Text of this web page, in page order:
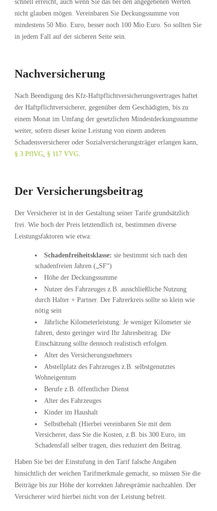
schnell erreicht, auch wenn Sie das bei den angegebenen Werten
nicht glauben mögen. Vereinbaren Sie Deckungssumme von
mindestens 50 Mio. Euro, besser noch 100 Mio Euro. So sollten Sie
in jedem Fall auf der sicheren Seite sein.
Nachversicherung
Nach Beendigung des Kfz-Haftpflichtversicherungsvertrages haftet
der Haftpflichtversicherer, gegenüber dem Geschädigten, bis zu
einem Monat im Umfang der gesetzlichen Mindestdeckungssumme
weiter, sofern dieser keine Leistung von einem anderen
Schadensversicherer oder Sozialversicherungsträger erlangen kann,
§ 3 PflVG, § 117 VVG.
Der Versicherungsbeitrag
Der Versicherer ist in der Gestaltung seiner Tarife grundsätzlich
frei. Wie hoch der Preis letztendlich ist, bestimmen diverse
Leistungsfaktoren wie etwa:
Schadenfreiheitsklasse: sie bestimmt sich nach den
schadenfreien Jahren („SF“)
Höhe der Deckungssumme
Nutzer des Fahrzeuges z.B. ausschließliche Nutzung
durch Halter + Partner. Der Fahrerkreis sollte so klein wie
nötig sein
Jährliche Kilometerleistung: Je weniger Kilometer sie
fahren, desto geringer wird Ihr Jahresbeitrag. Die
Einschätzung sollte dennoch realistisch erfolgen.
Alter des Versicherungsnehmers
Abstellplatz des Fahrzeuges z.B. selbstgenutztes
Wohneigentum
Berufe z.B. öffentlicher Dienst
Alter des Fahrzeuges
Kinder im Haushalt
Selbstbehalt (Hierbei vereinbaren Sie mit dem
Versicherer, dass Sie die Kosten, z.B. bis 300 Euro, im
Schadensfall selber tragen, dies reduziert den Beitrag.
Haben Sie bei der Einstufung in den Tarif falsche Angaben
hinsichtlich der weichen Tarifmerkmale gemacht, so müssen Sie die
Beiträge bis zur Höhe der korrekten Jahresprämie nachzahlen. Der
Versicherer wird hierbei nicht von der Leistung befreit.